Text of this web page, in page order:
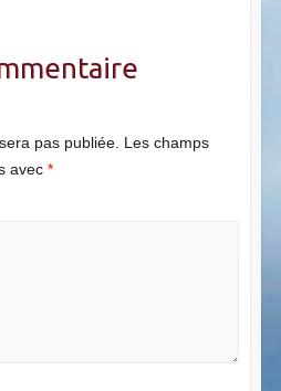
pas publiée. Les champs
avec *